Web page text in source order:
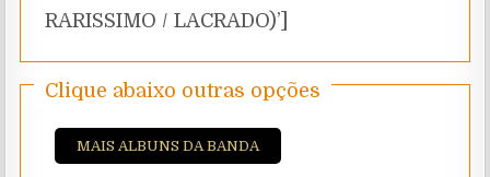
RARISSIMO / LACRADO)’]
Clique abaixo outras opções
MAIS ALBUNS DA BANDA